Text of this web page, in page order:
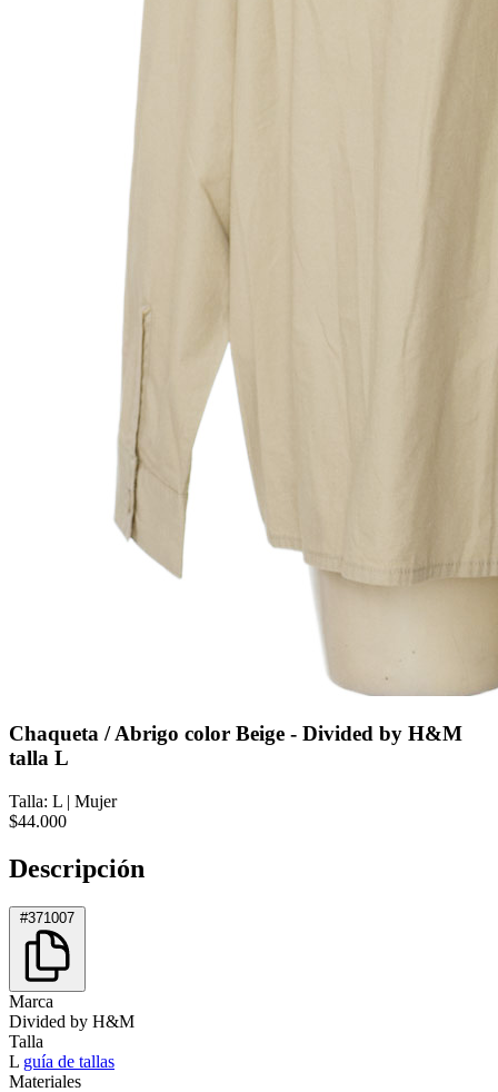
Chaqueta / Abrigo color Beige - Divided by H&M
talla L
Talla: L | Mujer
$44.000
Descripción
#371007
Marca
Divided by H&M
Talla
L guía de tallas
Materiales